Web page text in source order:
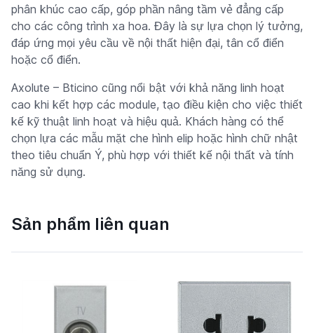
phân khúc cao cấp, góp phần nâng tầm vẻ đẳng cấp
cho các công trình xa hoa. Đây là sự lựa chọn lý tưởng,
đáp ứng mọi yêu cầu về nội thất hiện đại, tân cổ điển
hoặc cổ điển.
Axolute – Bticino cũng nổi bật với khả năng linh hoạt
cao khi kết hợp các module, tạo điều kiện cho việc thiết
kế kỹ thuật linh hoạt và hiệu quả. Khách hàng có thể
chọn lựa các mẫu mặt che hình elip hoặc hình chữ nhật
theo tiêu chuẩn Ý, phù hợp với thiết kế nội thất và tính
năng sử dụng.
Sản phẩm liên quan